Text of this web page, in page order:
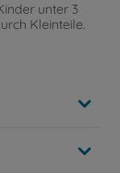
unter 3
Kleinteile.